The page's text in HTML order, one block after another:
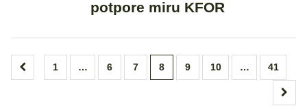
potpore miru KFOR
Brojevi1 … 6 7 8 9 10 … 41